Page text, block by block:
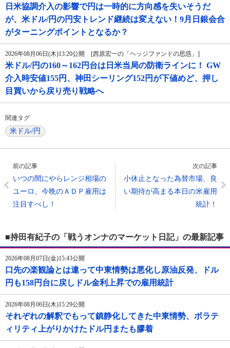
日米協調介入の影響で円は一時的に方向感を失いそうだ
が、米ドル/円の円安トレンド継続は変えない！9月日銀会合
がターニングポイントとなるか？
2026年08月06日(木)13:20公開 [西原宏一の「ヘッジファンドの思惑」]
米ドル/円の160～162円台は日米当局の防衛ラインに！ GW
介入時安値155円、神田シーリング152円が下値めど、押し
目買いから戻り売り戦略へ
関連タグ
米ドル/円
前の記事
いつの間にやらレンジ相場の
ユーロ、今晩のＡＤＰ雇用は
注目すべし！
次の記事
小休止となった為替市場、良
い期待が高まる本日の米雇用
統計！
■持田有紀子の「戦うオンナのマーケット日記」の最新記事
2026年08月07日(金)15:43公開
口先の楽観論とは違って中東情勢は悪化し原油反発、ドル
円も158円台に戻しドル金利上昇での雇用統計
2026年08月06日(木)15:29公開
それぞれの解釈でもって鎮静化してきた中東情勢、ボラテ
ィリティ上がりかけたドル円またも膠着